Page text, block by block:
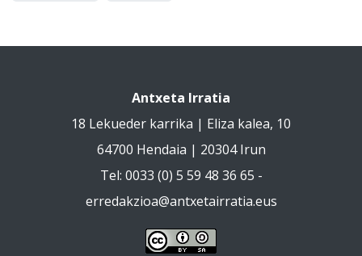
Antxeta Irratia
18 Lekueder karrika | Eliza kalea, 10
64700 Hendaia | 20304 Irun
Tel: 0033 (0) 5 59 48 36 65 -
erredakzioa@antxetairratia.eus